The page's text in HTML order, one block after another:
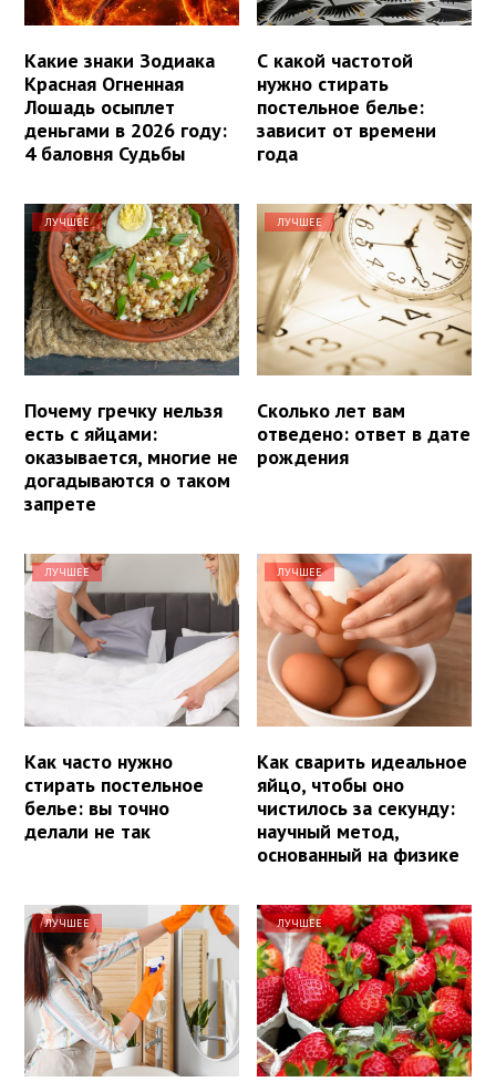
Какие знаки Зодиака
Красная Огненная
Лошадь осыплет
деньгами в 2026 году:
4 баловня Судьбы
С какой частотой
нужно стирать
постельное белье:
зависит от времени
года
ЛУЧШЕЕ
Почему гречку нельзя
есть с яйцами:
оказывается, многие не
догадываются о таком
запрете
ЛУЧШЕЕ
Сколько лет вам
отведено: ответ в дате
рождения
ЛУЧШЕЕ
Как часто нужно
стирать постельное
белье: вы точно
делали не так
ЛУЧШЕЕ
Как сварить идеальное
яйцо, чтобы оно
чистилось за секунду:
научный метод,
основанный на физике
ЛУЧШЕЕ ЛУЧШЕЕ